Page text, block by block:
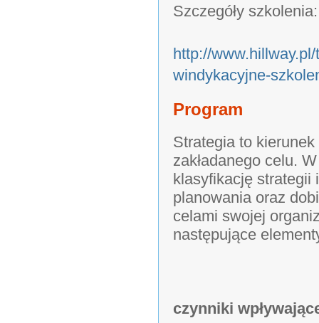
Szczegóły szkolenia:
http://
windykacyjne-
Program
Strategia to
zakładanego celu.
klasyfikację strategii
planowania oraz
celami swojej
następujące
czynniki